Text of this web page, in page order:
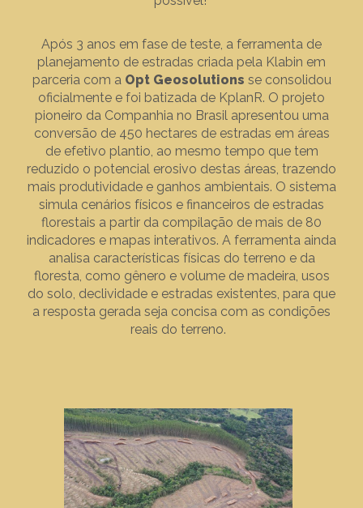
Após 3 anos em fase de teste, a ferramenta de
planejamento de estradas criada pela Klabin em
parceria com a Opt Geosolutions se consolidou
oficialmente e foi batizada de KplanR. O projeto
pioneiro da Companhia no Brasil apresentou uma
conversão de 450 hectares de estradas em áreas
de efetivo plantio, ao mesmo tempo que tem
reduzido o potencial erosivo destas áreas, trazendo
mais produtividade e ganhos ambientais. O sistema
simula cenários físicos e financeiros de estradas
florestais a partir da compilação de mais de 80
indicadores e mapas interativos. A ferramenta ainda
analisa características físicas do terreno e da
floresta, como gênero e volume de madeira, usos
do solo, declividade e estradas existentes, para que
a resposta gerada seja concisa com as condições
reais do terreno.